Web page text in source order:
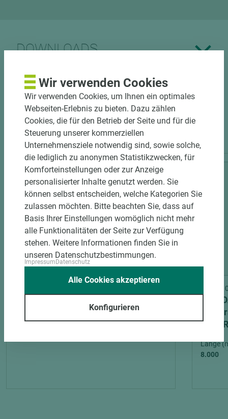
DOWNLOADS
PASSENDES ZUBEHÖR
Duo 1,5mm, mit integrierter
Dampfbremse 1 Rolle à 10 qm
Art.-Nr.
8m²/
Länge
8.000
Wir verwenden Cookies
Wir verwenden Cookies, um Ihnen ein optimales
Webseiten-Erlebnis zu bieten. Dazu zählen
Cookies, die für den Betrieb der Seite und für die
Steuerung unserer kommerziellen
Unternehmensziele notwendig sind, sowie solche,
die lediglich zu anonymen Statistikzwecken, für
Komforteinstellungen oder zur Anzeige
personalisierter Inhalte genutzt werden. Sie
können selbst entscheiden, welche Kategorien Sie
zulassen möchten. Bitte beachten Sie, dass auf
Basis Ihrer Einstellungen womöglich nicht mehr
alle Funktionalitäten der Seite zur Verfügung
stehen. Weitere Informationen finden Sie in
unseren Datenschutzbestimmungen.
ImpressumDatenschutz
Konfigurieren
Alle Cookies akzeptieren